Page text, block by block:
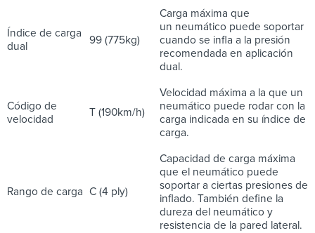
Índice de carga
dual
99 (775kg)
Carga máxima que
un neumático puede soportar
cuando se infla a la presión
recomendada en aplicación
dual.
Código de
velocidad
T (190km/h)
Velocidad máxima a la que un
neumático puede rodar con la
carga indicada en su índice de
carga.
Rango de carga C (4 ply)
Capacidad de carga máxima
que el neumático puede
soportar a ciertas presiones de
inflado. También define la
dureza del neumático y
resistencia de la pared lateral.